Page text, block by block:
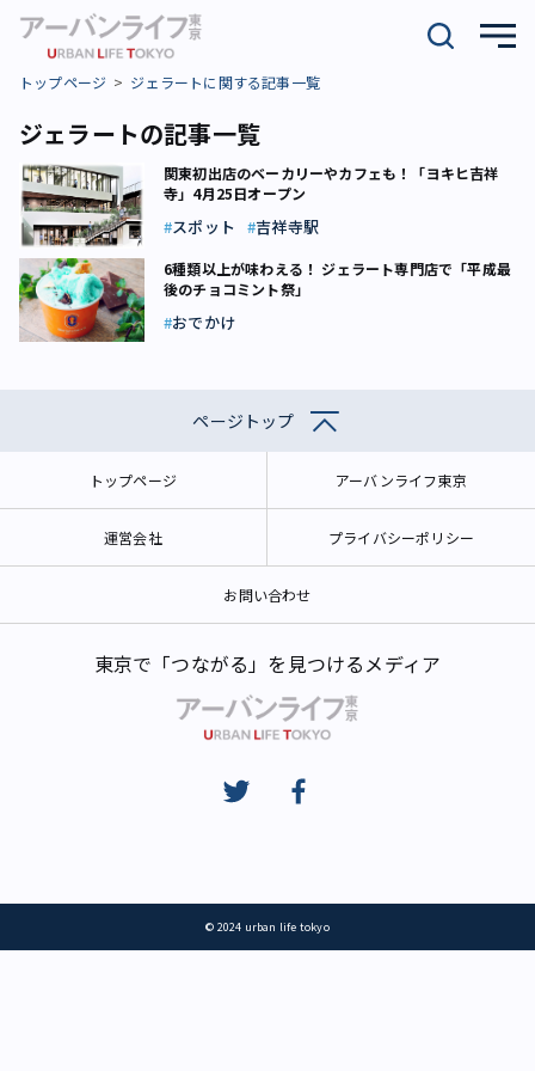
トップページ ジェラートに関する記事一覧
ジェラートの記事一覧
関東初出店のベーカリーやカフェも！「ヨキヒ吉祥
寺」4月25日オープン
スポット 吉祥寺駅
6種類以上が味わえる！ ジェラート専門店で「平成最
後のチョコミント祭」
おでかけ
ページトップ
トップページ アーバンライフ東京
運営会社 プライバシーポリシー
お問い合わせ
東京で「つながる」を見つけるメディア
© 2024 urban life tokyo